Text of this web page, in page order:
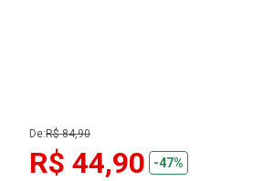
De:R$ 84,90
R$ 44,90 -47%